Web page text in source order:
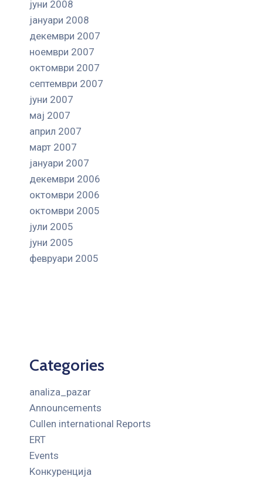
јуни 2008
јануари 2008
декември 2007
ноември 2007
октомври 2007
септември 2007
јуни 2007
мај 2007
април 2007
март 2007
јануари 2007
декември 2006
октомври 2006
октомври 2005
јули 2005
јуни 2005
февруари 2005
Categories
analiza_pazar
Announcements
Cullen international Reports
ERT
Events
Kонкуренција